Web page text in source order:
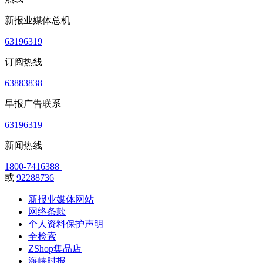
新报业媒体总机
63196319
订阅热线
63883838
早报广告联系
63196319
新闻热线
1800-7416388
或 92288736
新报业媒体网站
网络条款
个人资料保护声明
全检索
ZShop集品店